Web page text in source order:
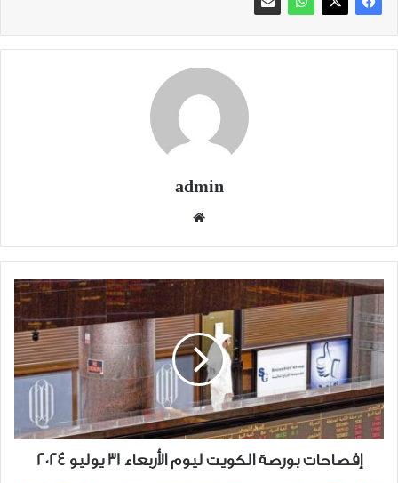
admin
إفصاحات
بورصة
الكويت
ليوم
الأربعاء
31
يوليو
2024
إفصاحات بورصة الكويت ليوم الأربعاء 31 يوليو 2024